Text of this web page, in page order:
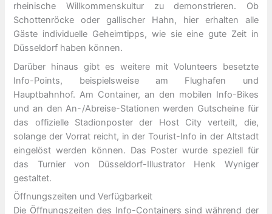
rheinische Willkommenskultur zu demonstrieren. Ob
Schottenröcke oder gallischer Hahn, hier erhalten alle
Gäste individuelle Geheimtipps, wie sie eine gute Zeit in
Düsseldorf haben können.
Darüber hinaus gibt es weitere mit Volunteers besetzte
Info-Points, beispielsweise am Flughafen und
Hauptbahnhof. Am Container, an den mobilen Info-Bikes
und an den An-/Abreise-Stationen werden Gutscheine für
das offizielle Stadionposter der Host City verteilt, die,
solange der Vorrat reicht, in der Tourist-Info in der Altstadt
eingelöst werden können. Das Poster wurde speziell für
das Turnier von Düsseldorf-Illustrator Henk Wyniger
gestaltet.
Öffnungszeiten und Verfügbarkeit
Die Öffnungszeiten des Info-Containers sind während der